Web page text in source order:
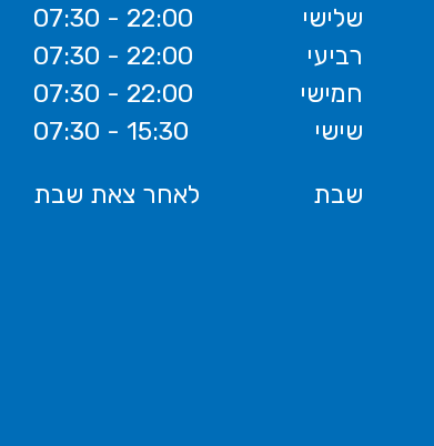
שלישי
רביעי
חמישי
שישי
שבת
07:30 - 22:00
07:30 - 22:00
07:30 - 22:00
07:30 - 15:30
לאחר צאת שבת